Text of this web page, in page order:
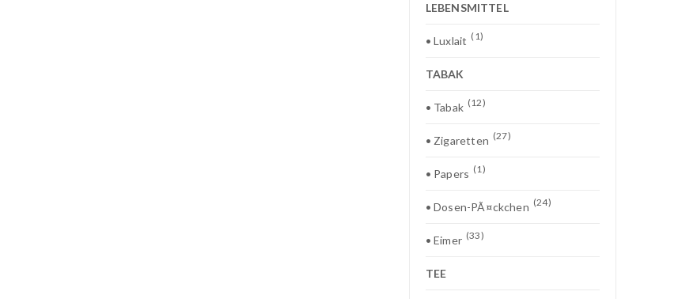
LEBENSMITTEL
• Luxlait (1)
TABAK
• Tabak (12)
• Zigaretten (27)
• Papers (1)
• Dosen-PÃ¤ckchen (24)
• Eimer (33)
TEE